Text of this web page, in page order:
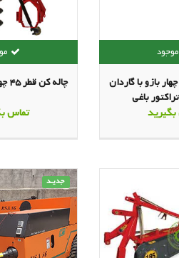
کن قطر 30 چهار بازو با گاردان
باغی
چاله کن قطر 45 چهار بازو با گاردان
تماس
جدیـد